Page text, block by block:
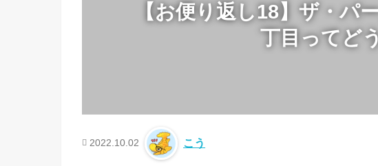
【お便り返し18】ザ・パ
丁目ってど
2022.10.02 こう